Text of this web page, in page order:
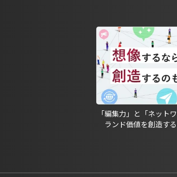
「編集力」と「ネット
ランド価値を創造す